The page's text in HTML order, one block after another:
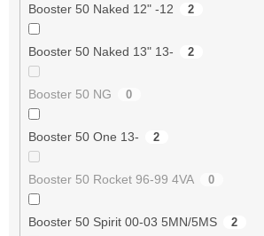
Booster 50 Naked 12" -12 2
Booster 50 Naked 13" 13- 2
Booster 50 NG 0
Booster 50 One 13- 2
Booster 50 Rocket 96-99 4VA 0
Booster 50 Spirit 00-03 5MN/5MS 2